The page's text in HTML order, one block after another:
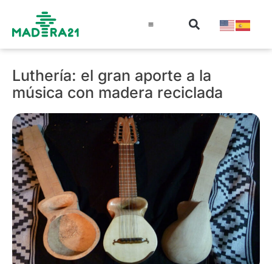
Luthería: el gran aporte a la
música con madera reciclada